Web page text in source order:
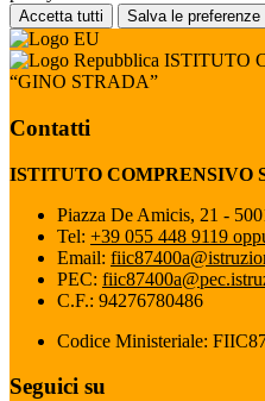
Accetta tutti Salva le preferenze
ISTITUTO
“GINO STRADA”
Contatti
ISTITUTO COMPRENSIVO
Piazza De Amicis, 21 -
Tel: +39 055 448 9119
Email:
PEC:
C.F.: 94276780486
Codice Ministeriale:
Seguici su